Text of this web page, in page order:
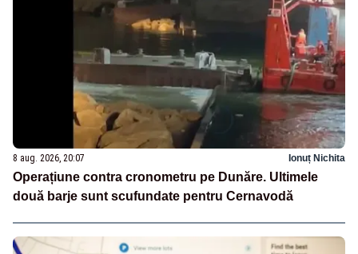
8 aug. 2026, 20:07 Ionuț Nichita
Operațiune contra cronometru pe Dunăre. Ultimele
două barje sunt scufundate pentru Cernavodă